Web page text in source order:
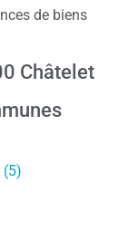
de biens
Châtelet
(5)